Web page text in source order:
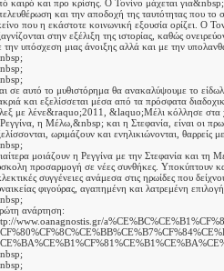
καιρό και προ κρίσης. Ο Τονίνο μάχεται
και την αποδοχή της ταυτότητας που
που η εκάστοτε κοινωνική εξουσία ορίζει. Ο
στην εξέλιξη της ιστορίας, καθώς
την υπόσχεση μιας άνοιξης αλλά και με την
σε αυτό το μυθιστόρημα θα ανακαλύψουμε το
και εξελίσσεται μέσα από τα πρόσφατα
με λένε&raquo;2011, &laquo;Μέλι κόλλησε στα
η Μέλω,&nbsp; και η Στεφανία, είναι οι
ωριμάζουν και ενηλικιώνονται, θαρρείς
μοιάζουν η Ρεγγίνα με την Στεφανία και τη
προσαρμογή σε νέες συνθήκες. Υποκύπτουν
συγγένειες ανάμεσα στις ηρωίδες που
φιγούρας, αγαπημένη και λατρεμένη
ανάρτηση:
www.oanagnostis.gr/